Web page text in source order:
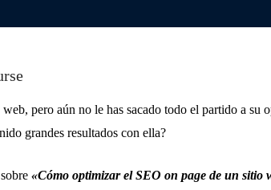
pero aún no le has sacado todo el partido a
grandes resultados con ella?
«Cómo optimizar el SEO on page de un sitio